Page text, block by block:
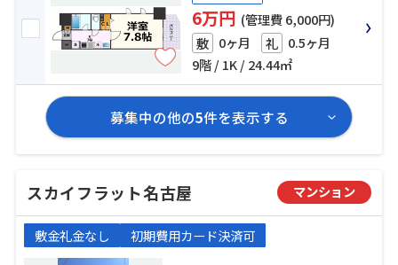
6万円 (管理費 6,000円)
敷 0ヶ月 礼 0.5ヶ月
9階 / 1K / 24.44㎡
募集中の他の5件を表示する
スカイフラット名古屋 マンション
敷金礼金なし 初期費用カード決済可